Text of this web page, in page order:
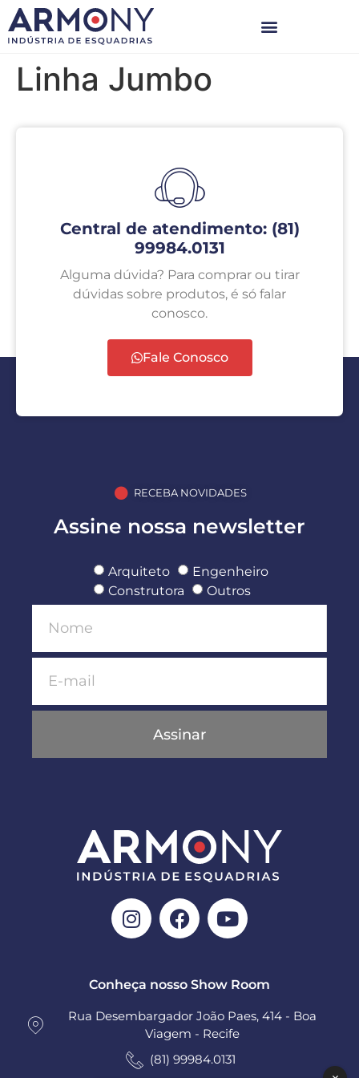
Linha Jumbo
Central de atendimento: (81)
99984.0131
Alguma dúvida? Para comprar ou tirar
dúvidas sobre produtos, é só falar
conosco.
Fale Conosco
RECEBA NOVIDADES
Assine nossa newsletter
Arquiteto
Engenheiro
Construtora
Outros
Assinar
Conheça nosso Show Room
Rua Desembargador João Paes, 414 - Boa
Viagem - Recife
(81) 99984.0131